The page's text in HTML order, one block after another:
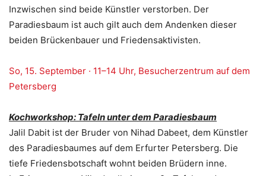
Inzwischen sind beide Künstler verstorben. Der
Paradiesbaum ist auch gilt auch dem Andenken dieser
beiden Brückenbauer und Friedensaktivisten.
So, 15. September · 11–14 Uhr, Besucherzentrum auf dem
Petersberg
Kochworkshop: Tafeln unter dem Paradiesbaum
Jalil Dabit ist der Bruder von Nihad Dabeet, dem Künstler
des Paradiesbaumes auf dem Erfurter Petersberg. Die
tiefe Friedensbotschaft wohnt beiden Brüdern inne.